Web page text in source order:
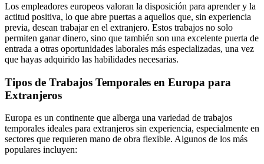
Los empleadores europeos valoran la disposición para aprender y la
actitud positiva, lo que abre puertas a aquellos que, sin experiencia
previa, desean trabajar en el extranjero. Estos trabajos no solo
permiten ganar dinero, sino que también son una excelente puerta de
entrada a otras oportunidades laborales más especializadas, una vez
que hayas adquirido las habilidades necesarias.
Tipos de Trabajos Temporales en Europa para
Extranjeros
Europa es un continente que alberga una variedad de trabajos
temporales ideales para extranjeros sin experiencia, especialmente en
sectores que requieren mano de obra flexible. Algunos de los más
populares incluyen: